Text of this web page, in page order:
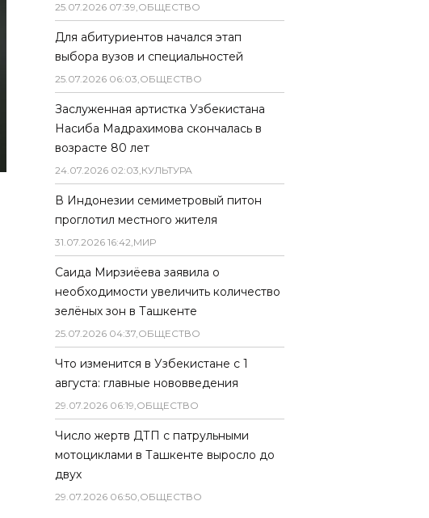
25.07.2026 07:39,ОБЩЕСТВО
Для абитуриентов начался этап
выбора вузов и специальностей
25.07.2026 06:03,ОБЩЕСТВО
Заслуженная артистка Узбекистана
Насиба Мадрахимова скончалась в
возрасте 80 лет
24.07.2026 02:03,КУЛЬТУРА
В Индонезии семиметровый питон
проглотил местного жителя
31.07.2026 16:42,МИР
Саида Мирзиёева заявила о
необходимости увеличить количество
зелёных зон в Ташкенте
25.07.2026 04:37,ОБЩЕСТВО
Что изменится в Узбекистане с 1
августа: главные нововведения
29.07.2026 06:19,ОБЩЕСТВО
Число жертв ДТП с патрульными
мотоциклами в Ташкенте выросло до
двух
29.07.2026 06:50,ОБЩЕСТВО